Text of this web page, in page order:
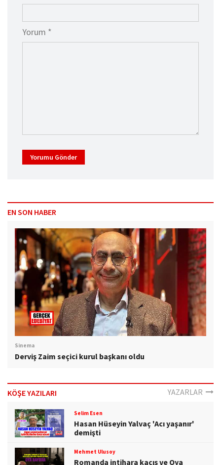
Yorum *
Yorumu Gönder
EN SON HABER
Sinema
Derviş Zaim seçici kurul başkanı oldu
KÖŞE YAZILARI YAZARLAR
Selim Esen
Hasan Hüseyin Yalvaç 'Acı yaşanır'
demişti
Mehmet Ulusoy
Romanda intihara kaçış ve Oya